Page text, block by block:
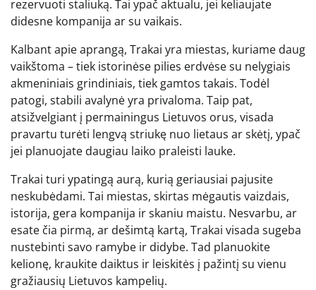
rezervuoti staliuką. Tai ypač aktualu, jei keliaujate
didesne kompanija ar su vaikais.
Kalbant apie aprangą, Trakai yra miestas, kuriame daug
vaikštoma – tiek istorinėse pilies erdvėse su nelygiais
akmeniniais grindiniais, tiek gamtos takais. Todėl
patogi, stabili avalynė yra privaloma. Taip pat,
atsižvelgiant į permainingus Lietuvos orus, visada
pravartu turėti lengvą striukę nuo lietaus ar skėtį, ypač
jei planuojate daugiau laiko praleisti lauke.
Trakai turi ypatingą aurą, kurią geriausiai pajusite
neskubėdami. Tai miestas, skirtas mėgautis vaizdais,
istorija, gera kompanija ir skaniu maistu. Nesvarbu, ar
esate čia pirmą, ar dešimtą kartą, Trakai visada sugeba
nustebinti savo ramybe ir didybe. Tad planuokite
kelionę, kraukite daiktus ir leiskitės į pažintį su vienu
gražiausių Lietuvos kampelių.